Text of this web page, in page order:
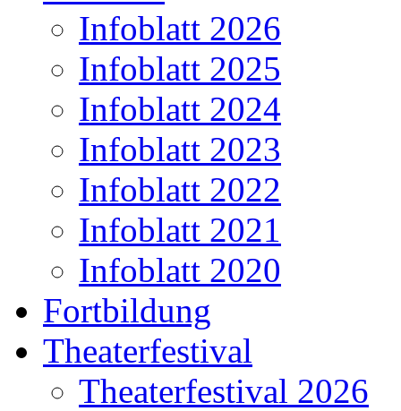
Infoblatt 2026
Infoblatt 2025
Infoblatt 2024
Infoblatt 2023
Infoblatt 2022
Infoblatt 2021
Infoblatt 2020
Fortbildung
Theaterfestival
Theaterfestival 2026